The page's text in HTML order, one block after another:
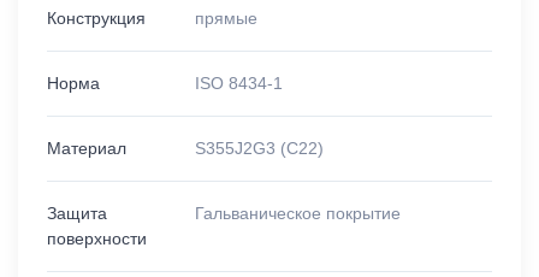
Конструкция прямые
Норма ISO 8434-1
Материал S355J2G3 (C22)
Защита
поверхности
Гальваническое покрытие